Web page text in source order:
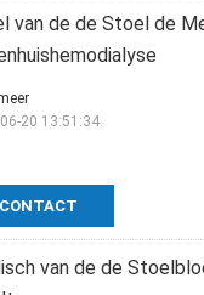
van de de Stoel de
CONTACT
20 13:51:34
van de de